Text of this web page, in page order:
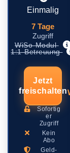
Einmalig
7 Tage
Zugriff
WiSo-Modul
1:1-Betreuung
Jetzt
freischalten
Sofortig
er
Zugriff
Kein
Abo
Geld-